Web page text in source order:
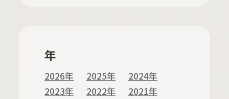
年
2026年 2025年
2024年
2023年
2022年
2021年